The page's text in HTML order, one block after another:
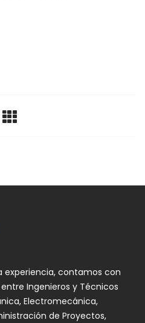
experiencia, contamos con
Ingenieros y Técnicos
Electromecánica,
de Proyectos,